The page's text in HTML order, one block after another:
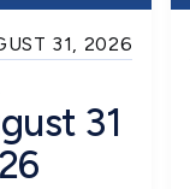
31, 2026
31